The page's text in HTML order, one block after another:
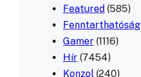
Featured (585)
Fenntarthatóság
Gamer (1116)
Hír (7454)
Konzol (240)